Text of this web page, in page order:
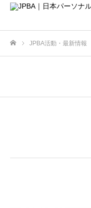
JPBA活動・最新情報